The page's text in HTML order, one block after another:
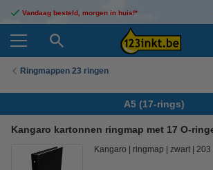
Vandaag besteld, morgen in huis!*
Ringmappen 23 ringen
A5 (17-rings)
Kangaro kartonnen ringmap met 17 O-
Kangaro ringmap zwart 203